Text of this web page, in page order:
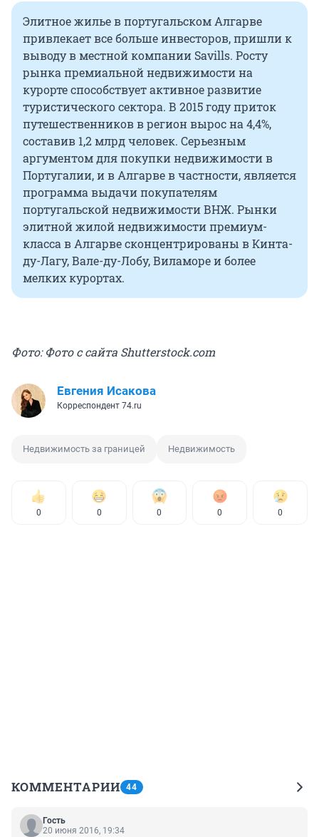
Элитное жилье в португальском Алгарве
привлекает все больше инвесторов, пришли к
выводу в местной компании Savills. Росту
рынка премиальной недвижимости на
курорте способствует активное развитие
туристического сектора. В 2015 году приток
путешественников в регион вырос на 4,4%,
составив 1,2 млрд человек. Серьезным
аргументом для покупки недвижимости в
Португалии, и в Алгарве в частности, является
программа выдачи покупателям
португальской недвижимости ВНЖ. Рынки
элитной жилой недвижимости премиум-
класса в Алгарве сконцентрированы в Кинта-
ду-Лагу, Вале-ду-Лобу, Виламоре и более
мелких курортах.
Фото: Фото с сайта Shutterstock.com
Евгения Исакова
Корреспондент 74.ru
Недвижимость за границей Недвижимость
0 0 0 0 0
КОММЕНТАРИИ 44
Гость
20 июня 2016, 19:34